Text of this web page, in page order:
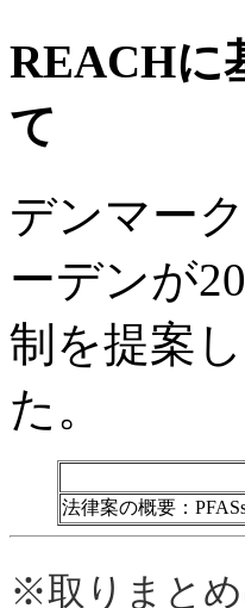
REACHに
て
デンマー
ーデンが
制を提案
た。
法律案の概要：
※取りまと